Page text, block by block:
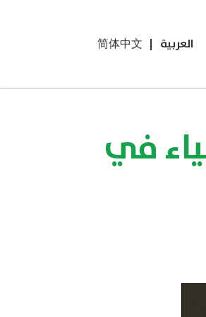
العربية |
简体中文
في